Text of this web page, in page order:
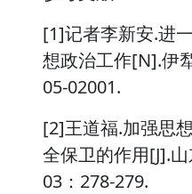
[1]记者李新安.进
想政治工作[N].伊
05-02001.
[2]王道福.加强思
全保卫的作用[J].
03：278-279.